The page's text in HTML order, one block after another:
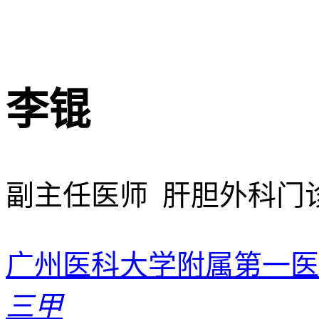
李锟
副主任医师 肝胆外科门
广州医科大学附属第一
三甲